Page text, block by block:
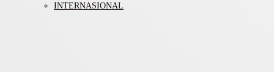
INTERNASIONAL